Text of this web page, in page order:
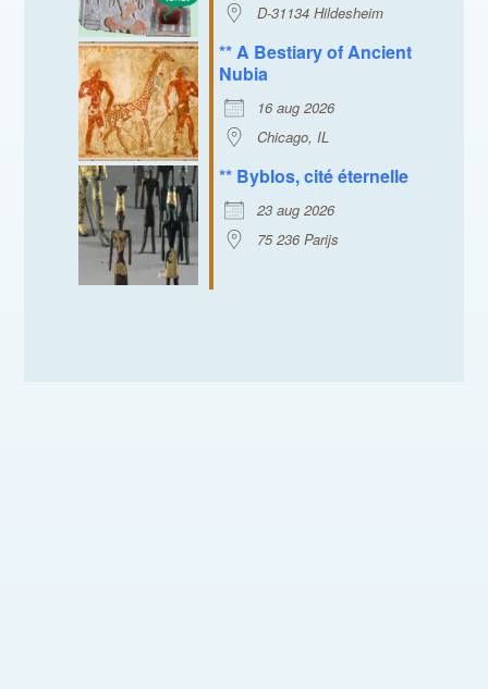
D-31134 Hildesheim
** A Bestiary of Ancient
Nubia
16 aug 2026
Chicago, IL
** Byblos, cité éternelle
23 aug 2026
75 236 Parijs